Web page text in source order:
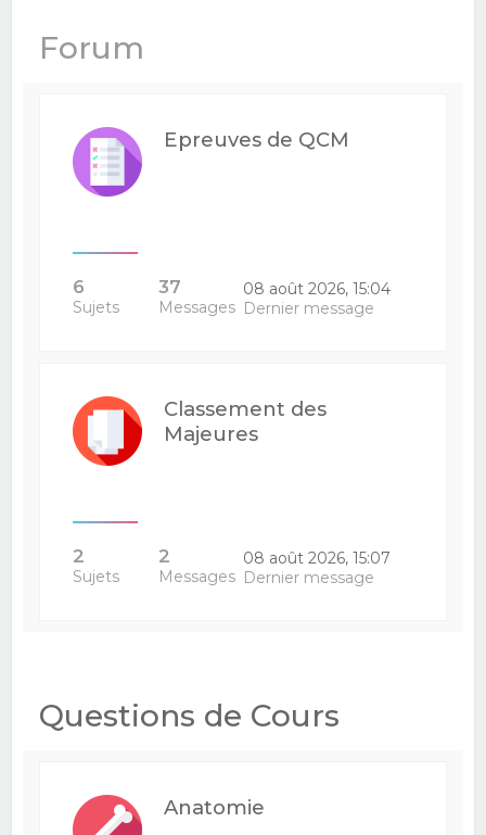
Forum
Epreuves de QCM
6
Sujets
37
Messages
08 août 2026, 15:04
Dernier message
Classement des
Majeures
2
Sujets
2
Messages
08 août 2026, 15:07
Dernier message
Questions de Cours
Anatomie